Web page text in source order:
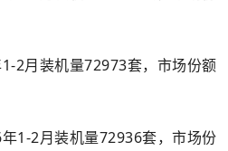
2月装机量72973套，市场份额
1-2月装机量72936套，市场份